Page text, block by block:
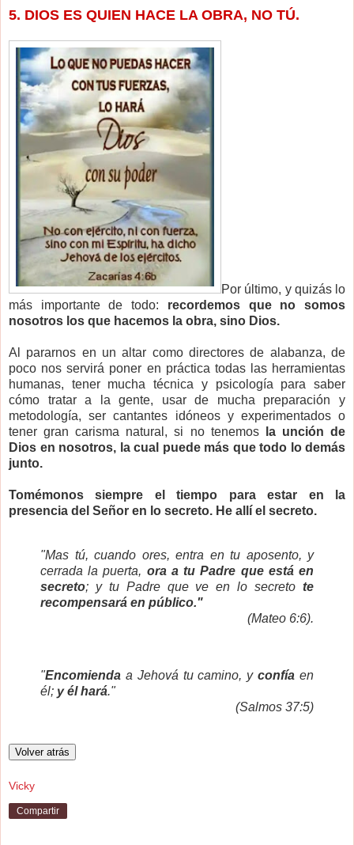
5. DIOS ES QUIEN HACE LA OBRA, NO TÚ.
Por último, y quizás lo
más importante de todo: recordemos que no somos
nosotros los que hacemos la obra, sino Dios.
Al pararnos en un altar como directores de alabanza, de
poco nos servirá poner en práctica todas las herramientas
humanas, tener mucha técnica y psicología para saber
cómo tratar a la gente, usar de mucha preparación y
metodología, ser cantantes idóneos y experimentados o
tener gran carisma natural, si no tenemosla unción de
Dios en nosotros, la cual puede más que todo lo demás
junto.
Tomémonos siempre el tiempo para estar en la
presencia del Señor en lo secreto. He allí el secreto.
"Mas tú, cuando ores, entra en tu aposento, y
cerrada la puerta, ora a tu Padre que está en
secreto; y tu Padre que ve en lo secreto te
recompensará en público."
(Mateo 6:6).
"Encomienda a Jehová tu camino, yconfíaen
él; y él hará."
(Salmos 37:5)
Vicky
Compartir